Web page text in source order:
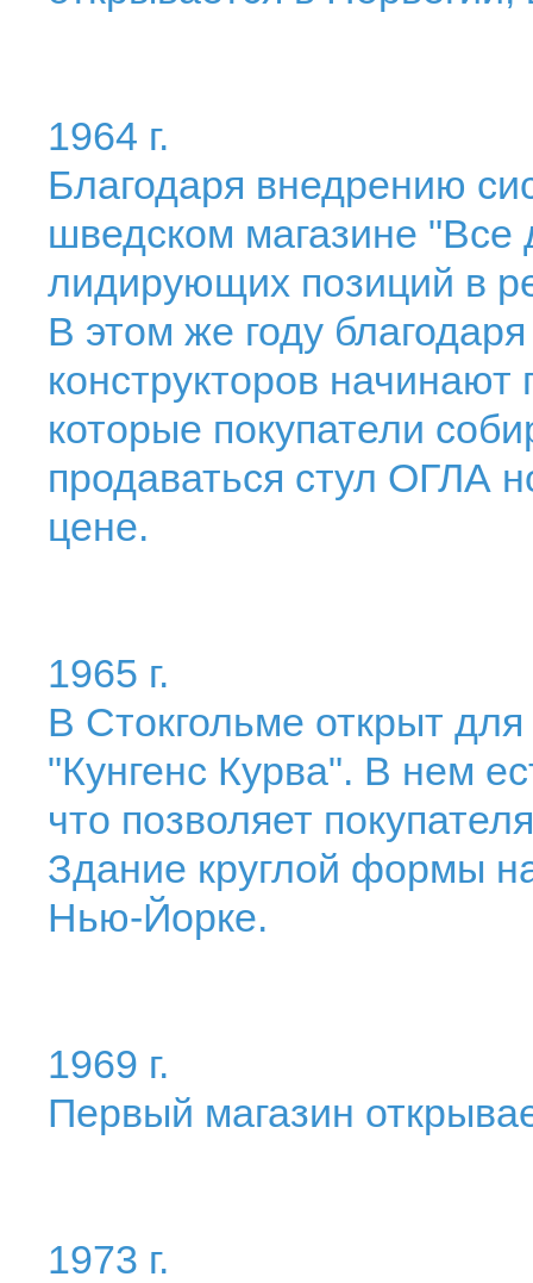
1964 г.
Благодаря внедрению
шведском магазине
лидирующих позиций в
В этом же году
конструкторов
которые покупатели
продаваться стул ОГЛА
цене.
1965 г.
В Стокгольме открыт
"Кунгенс Курва". В нем
что позволяет
Здание круглой формы
Нью-Йорке.
1969 г.
Первый магазин
1973 г.